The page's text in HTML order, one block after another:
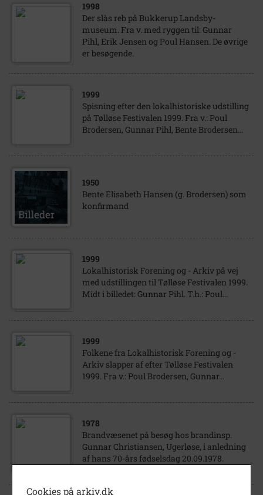
1998
Der slås reb på Bukkerup Landsby-
museum. Fra v. med ryggen til: Gunnar
Pihl, Erik Jensen og Poul Hansen. De øvrige
er besøgende.
1999
Spisning efter den lokalhistoriske udstilling
på Tølløse Festivalen 1999. Fra v.: Poul
Brodersen, Gunnar Pihl, Bente Brodersen...
1950
Bente Elisabeth Hansen (g. Brodersen) som
konfirmand
1999
Lokalhistorisk Forening og - Arkiv på vej
med udstillingen til Tølløse Festivalen 1999.
Midt i billedet: Gunnar Pihl. T.h.: Poul...
1999
Folkene fra Lokalhistorisk Forening og -
Arkiv slapper af efter Tølløse Festivalen
1999. Fra v.: Poul Brodersen, Gunnar...
1978
Brandvæsenet på besøg hos brandinsp.
Gunnar Christiansen, Ugerløse, i anledning
af hans 70-års fødselsdag 20.09.1978.
Cookies på arkiv.dk